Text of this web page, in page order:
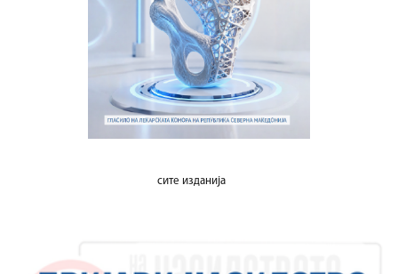
сите изданија